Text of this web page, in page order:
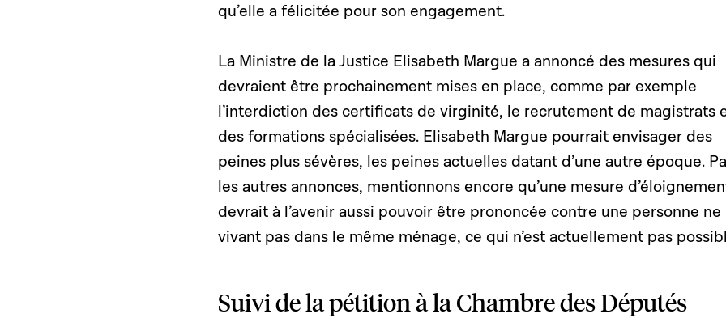
qu’elle a félicitée pour son engagement.
La Ministre de la Justice Elisabeth Margue a annoncé des mesures qui
devraient être prochainement mises en place, comme par exemple
l’interdiction des certificats de virginité, le recrutement de magistrats
des formations spécialisées. Elisabeth Margue pourrait envisager des
peines plus sévères, les peines actuelles datant d’une autre époque.
les autres annonces, mentionnons encore qu’une mesure
devrait à l’avenir aussi pouvoir être prononcée contre une personne ne
vivant pas dans le même ménage, ce qui n’est actuellement pas
Suivi de la pétition à la Chambre des Députés